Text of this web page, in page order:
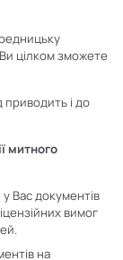
цілком зможете
приводить і до
митного
Вас документів
вимог
на